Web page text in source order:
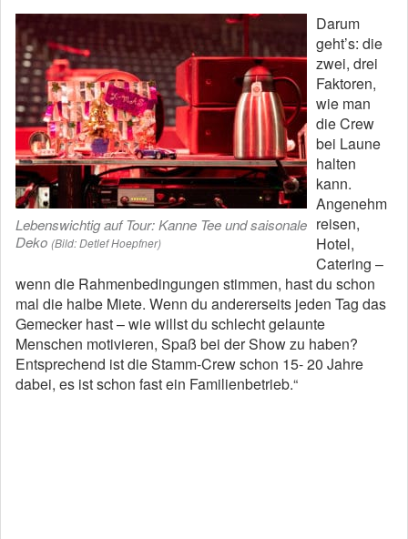
Lebenswichtig auf Tour: Kanne Tee und saisonale
Deko (Bild: Detlef Hoepfner)
Darum
geht’s: die
zwei, drei
Faktoren,
wie man
die Crew
bei Laune
halten
kann.
Angenehm
reisen,
Hotel,
Catering –
wenn die Rahmenbedingungen stimmen, hast du schon
mal die halbe Miete. Wenn du andererseits jeden Tag das
Gemecker hast – wie willst du schlecht gelaunte
Menschen motivieren, Spaß bei der Show zu haben?
Entsprechend ist die Stamm-Crew schon 15- 20 Jahre
dabei, es ist schon fast ein Familienbetrieb.“